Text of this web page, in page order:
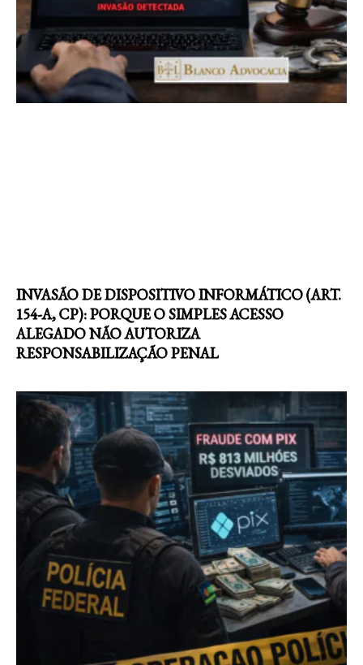
INVASÃO DE DISPOSITIVO INFORMÁTICO (ART.
154-A, CP): PORQUE O SIMPLES ACESSO
ALEGADO NÃO AUTORIZA
RESPONSABILIZAÇÃO PENAL